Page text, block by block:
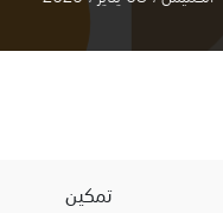
تمكين